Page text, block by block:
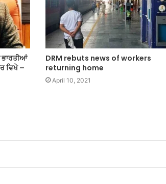
ਭਾਰਤੀਆਂ
ਵਿਖੇ –
DRM rebuts news of workers
returning home
April 10, 2021